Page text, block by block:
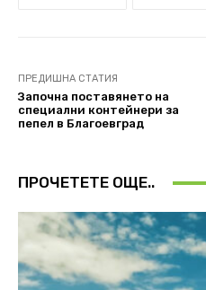
ПРЕДИШНА СТАТИЯ
Започна поставянето на
специални контейнери за
пепел в Благоевград
ПРОЧЕТЕТЕ ОЩЕ..